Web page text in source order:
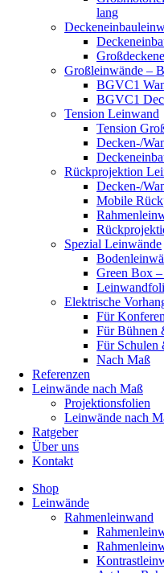
lang
Großleinwände –
BGVC1
BGVC1
Tension Leinwand
Tension
Decken-/
Rückprojektion
Decken-/
Mobile
Spezial Leinwände
Green Box –
Elektrische
Für
Für Bühnen
Für Schulen
Nach Maß
Referenzen
Leinwände nach Maß
Projektionsfolien
Leinwände nach
Ratgeber
Über uns
Kontakt
Shop
Leinwände
Rahmenleinwand